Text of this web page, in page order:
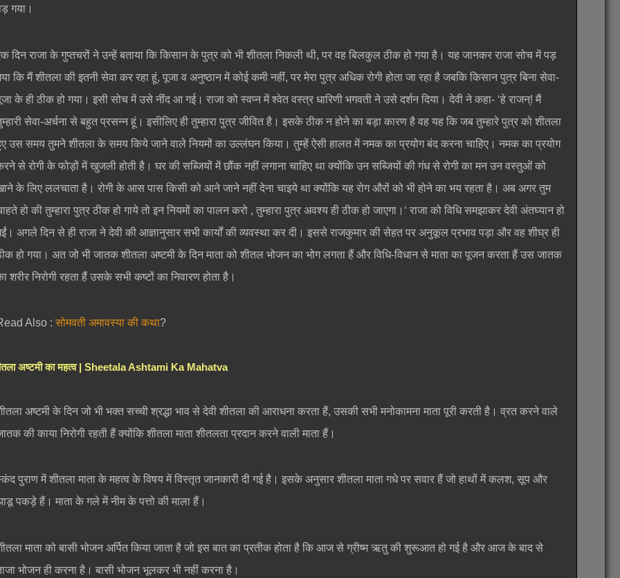
गया।
दिन राजा के गुप्तचरों ने उन्हें बताया कि किसान के पुत्र को भी शीतला निकली थी, पर वह बिलकुल ठीक हो गया है। यह जानकर राजा सोच में पड़
कि मैं शीतला की इतनी सेवा कर रहा हूं, पूजा व अनुष्ठान में कोई कमी नहीं, पर मेरा पुत्र अधिक रोगी होता जा रहा है जबकि किसान पुत्र बिना सेवा-
के ही ठीक हो गया। इसी सोच में उसे नींद आ गई। राजा को स्वप्न में श्वेत वस्त्र धारिणी भगवती ने उसे दर्शन दिया। देवी ने कहा- ‘हे राजन्! मैं
सेवा-अर्चना से बहुत प्रसन्न हूं। इसीलिए ही तुम्हारा पुत्र जीवित है। इसके ठीक न होने का बड़ा कारण है वह यह कि जब तुम्हारे पुत्र को शीतला
उस समय तुमने शीतला के समय किये जाने वाले नियमों का उल्लंघन किया। तुम्हें ऐसी हालत में नमक का प्रयोग बंद करना चाहिए। नमक का प्रयोग
से रोगी के फोड़ों में खुजली होती है। घर की सब्जियों में छौंक नहीं लगाना चाहिए था क्योंकि उन सब्जियों की गंध से रोगी का मन उन वस्तुओं को
के लिए ललचाता है। रोगी के आस पास किसी को आने जाने नहीं देना चाइये था क्योंकि यह रोग औरों को भी होने का भय रहता है। अब अगर तुम
हो की तुम्हारा पुत्र ठीक हो गाये तो इन नियमों का पालन करो , तुम्हारा पुत्र अवश्य ही ठीक हो जाएगा।‘ राजा को विधि समझाकर देवी अंतघ्यान हो
अगले दिन से ही राजा ने देवी की आज्ञानुसार सभी कार्यों की व्यवस्था कर दी। इससे राजकुमार की सेहत पर अनुकूल प्रभाव पड़ा और वह शीघ्र ही
हो गया। अत जो भी जातक शीतला अष्टमी के दिन माता को शीतल भोजन का भोग लगता हैं और विधि-विधान से माता का पूजन करता हैं उस जातक
शरीर निरोगी रहता हैं उसके सभी कष्टों का निवारण होता है।
Also :सोमवती अमावस्या की कथा?
अष्टमी का महत्व | Sheetala Ashtami Ka Mahatva
अष्टमी के दिन जो भी भक्त सच्ची श्रद्धा भाव से देवी शीतला की आराधना करता हैं, उसकी सभी मनोकामना माता पूरी करती है। व्रत करने वाले
की काया निरोगी रहती हैं क्योंकि शीतला माता शीतलता प्रदान करने वाली माता हैं।
पुराण में शीतला माता के महत्व के विषय में विस्तृत जानकारी दी गई है। इसके अनुसार शीतला माता गधे पर सवार हैं जो हाथों में कलश, सूप और
पकड़े हैं। माता के गले में नीम के पत्तो की माला हैं।
माता को बासी भोजन अर्पित किया जाता है जो इस बात का प्रतीक होता है कि आज से ग्रीष्म ऋतु की शुरूआत हो गई है और आज के बाद से
भोजन ही करना है। बासी भोजन भूलकर भी नहीं करना है।